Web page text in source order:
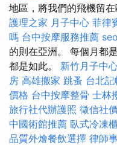
地區，將我們的飛機留
護理之家 月子中心 菲律
嗎 台中按摩服務推薦
的則在亞洲。 每個月都
都是如此。 新竹月子中
房 高雄搬家 跳蚤 台北
價格 台中按摩整骨 士林
旅行社代辦護照 徵信社
中國術館推薦 臥式冷凍
品質外燴餐飲選擇 律師